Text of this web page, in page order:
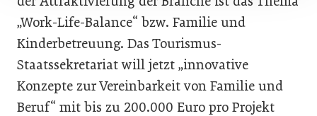
„Work-Life-Balance“ bzw. Familie und
Kinderbetreuung. Das Tourismus-
Staatssekretariat will jetzt „innovative
Konzepte zur Vereinbarkeit von Familie und
Beruf“ mit bis zu 200.000 Euro pro Projekt